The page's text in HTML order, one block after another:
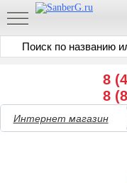
8
8
Интернет магазин